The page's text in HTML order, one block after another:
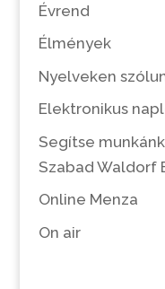
Évrend
Élmények
Nyelveken
Elektronikus
Segítse
Szabad Waldorf
Online Menza
On air